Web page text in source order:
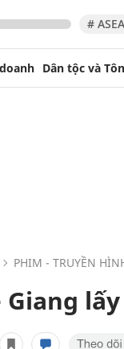
#
Dân tộc và
PHIM - TRUYỀN
Giang